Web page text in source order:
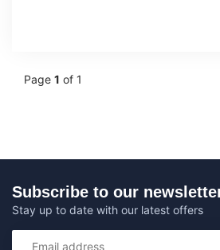
Page 1 of 1
Subscribe to our
Stay up to date with our latest offers